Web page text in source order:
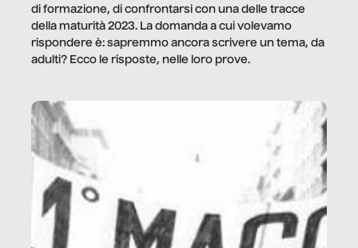
di formazione, di confrontarsi con una delle tracce
della maturità 2023. La domanda a cui volevamo
rispondere è: sapremmo ancora scrivere un tema, da
adulti? Ecco le risposte, nelle loro prove.